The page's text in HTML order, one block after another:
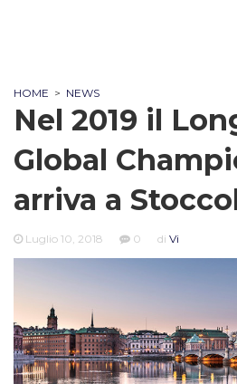
HOME > NEWS
Nel 2019 il
Global
arriva a
Luglio 10, 2018 0 di Vi